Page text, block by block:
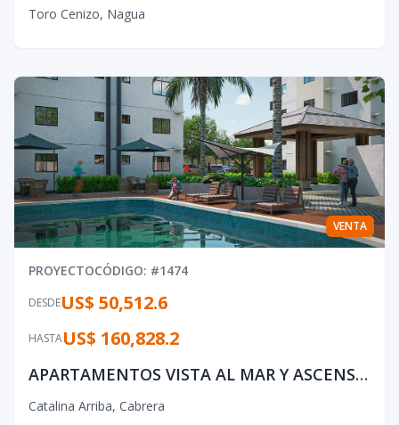
Toro Cenizo, Nagua
VENTA
PROYECTOCÓDIGO: #1474
DESDEUS$ 50,512.6
HASTAUS$ 160,828.2
APARTAMENTOS VISTA AL MAR Y ASCENSOR
Catalina Arriba, Cabrera